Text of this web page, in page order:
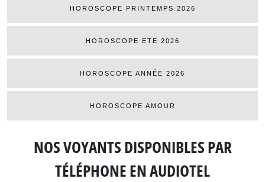
HOROSCOPE PRINTEMPS 2026
HOROSCOPE ETE 2026
HOROSCOPE ANNÉE 2026
HOROSCOPE AMOUR
NOS VOYANTS DISPONIBLESPAR
TÉLÉPHONE EN AUDIOTEL